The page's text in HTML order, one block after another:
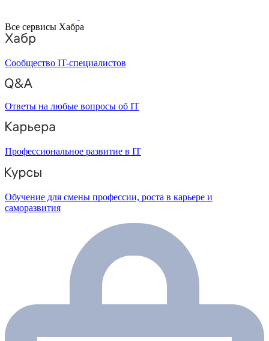
Все сервисы Хабра
Сообщество IT-специалистов
Ответы на любые вопросы об IT
Профессиональное развитие в IT
Обучение для смены профессии, роста в карьере и
саморазвития